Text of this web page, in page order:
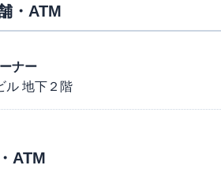
・ATM
ナー
ル 地下２階
ATM